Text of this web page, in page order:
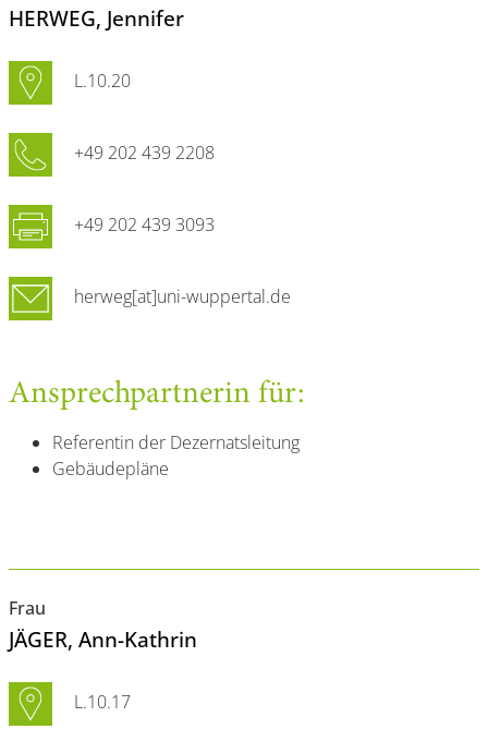
Ansprechpartnerin für:
Referentin der Dezernatsleitung
Gebäudepläne
HERWEG, Jennifer
L.10.20
+49 202 439 2208
+49 202 439 3093
herweg[at]uni-wuppertal.de
Frau
JÄGER, Ann-Kathrin
L.10.17